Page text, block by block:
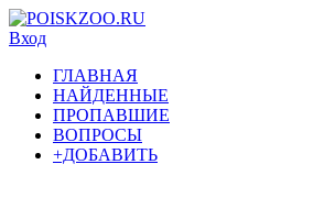
Вход
ГЛАВНАЯ
НАЙДЕННЫЕ
ПРОПАВШИЕ
ВОПРОСЫ
+ДОБАВИТЬ